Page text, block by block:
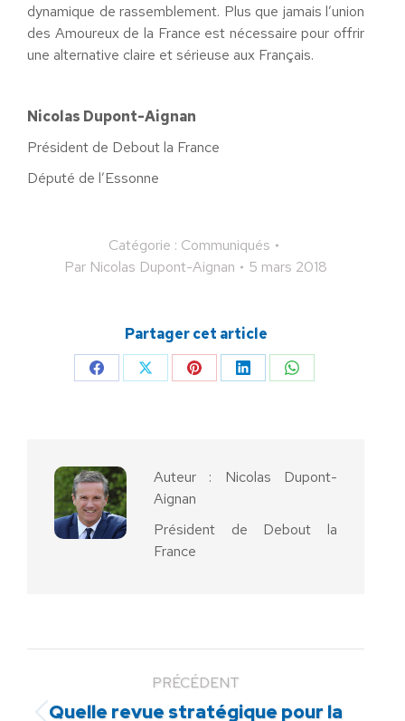
dynamique de rassemblement. Plus que jamais l’union
des Amoureux de la France est nécessaire pour offrir
une alternative claire et sérieuse aux Français.
Nicolas Dupont-Aignan
Président de Debout la France
Député de l’Essonne
Catégorie : Communiqués
Par Nicolas Dupont-Aignan 5 mars 2018
Partager cet article
PartagerPartagerPartagerPartagerPartager
Auteur : Nicolas Dupont-
Aignan
Président de Debout la
France
PRÉCÉDENT
Quelle revue stratégique pour la